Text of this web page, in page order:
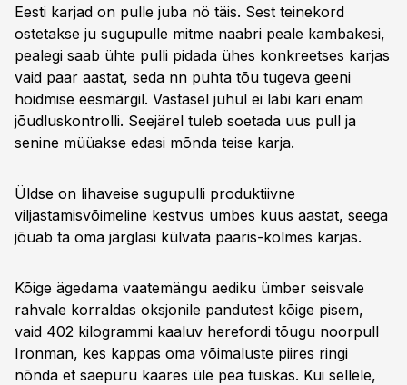
Eesti karjad on pulle juba nö täis. Sest teinekord
ostetakse ju sugupulle mitme naabri peale kambakesi,
pealegi saab ühte pulli pidada ühes konkreetses karjas
vaid paar aastat, seda nn puhta tõu tugeva geeni
hoidmise eesmärgil. Vastasel juhul ei läbi kari enam
jõudluskontrolli. Seejärel tuleb soetada uus pull ja
senine müüakse edasi mõnda teise karja.
Üldse on lihaveise sugupulli produktiivne
viljastamisvõimeline kestvus umbes kuus aastat, seega
jõuab ta oma järglasi külvata paaris-kolmes karjas.
Kõige ägedama vaatemängu aediku ümber seisvale
rahvale korraldas oksjonile pandutest kõige pisem,
vaid 402 kilogrammi kaaluv herefordi tõugu noorpull
Ironman, kes kappas oma võimaluste piires ringi
nõnda et saepuru kaares üle pea tuiskas. Kui sellele,